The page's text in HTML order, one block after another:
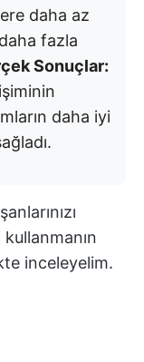
daha az
fazla
Sonuçlar:
daha iyi
inceleyelim.